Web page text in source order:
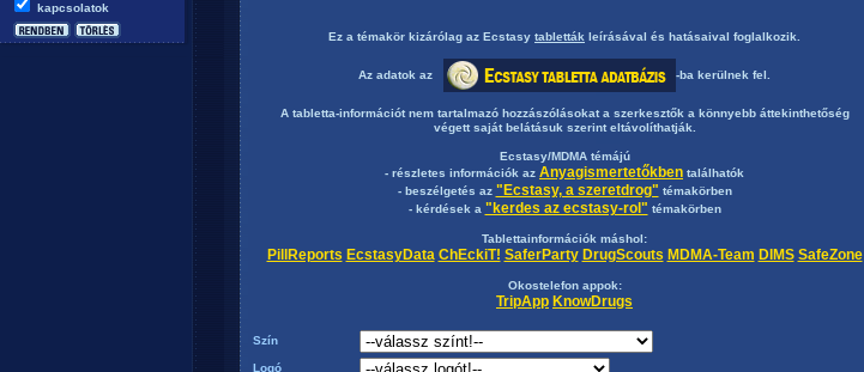
kapcsolatok
Ez a témakör kizárólag az Ecstasy tabletták leírásával és hatásaival foglalkozik.
Az adatok az -ba kerülnek fel.
A tabletta-információt nem tartalmazó hozzászólásokat a szerkesztők a könnyebb áttekinthetőség
végett saját belátásuk szerint eltávolíthatják.
Ecstasy/MDMA témájú
- részletes információk az Anyagismertetőkben találhatók
- beszélgetés az "Ecstasy, a szeretdrog" témakörben
- kérdések a "kerdes az ecstasy-rol" témakörben
Tablettainformációk máshol:
PillReports EcstasyData ChEckiT! SaferParty DrugScouts MDMA-Team DIMS SafeZone
Okostelefon appok:
TripApp KnowDrugs
Szín
Logó